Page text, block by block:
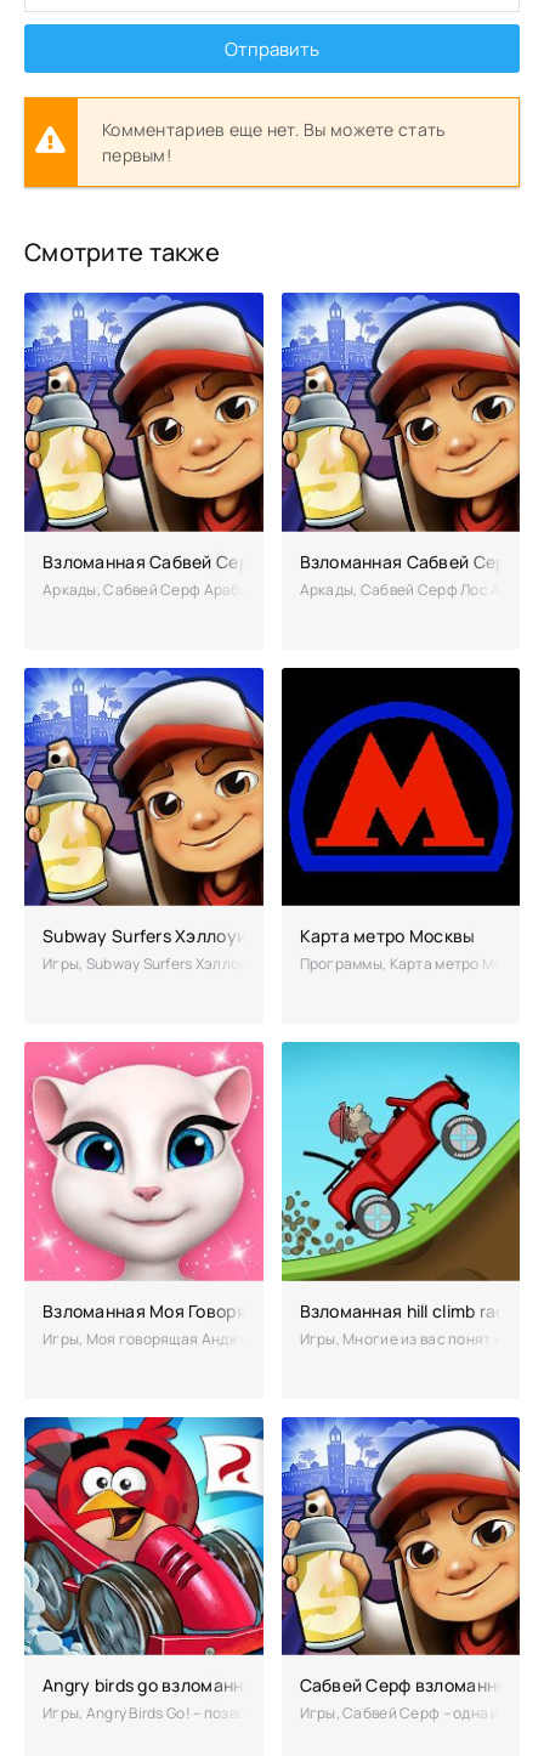
Отправить
Комментариев еще нет. Вы можете стать
первым!
Смотрите также
Взломанная Сабвей Серф Арабия (чит)
Аркады, Сабвей Серф Арабия – увлекательная серия раннеров
Взломанная Сабвей Серф
Аркады, Сабвей Серф Лос
Subway Surfers Хэллоуин взлом на бесконечные деньги
Игры, Subway Surfers Хэллоуин – новая версия придется по вкусу
Карта метро Москвы
Программы, Карта метро Москвы
Взломанная Моя Говорящая Анджела на бесконечные
Игры, Моя говорящая Анджела – Маленькая кошечка ищет свою
Взломанная hill climb racing
Игры, Многие из вас понят игру
Angry birds go взломанная - мод бесконечные деньги
Игры, Angry Birds Go! – позволит посоревноваться в скорости,
Cабвей Cерф взломанный
Игры, Cабвей Cерф – одна из